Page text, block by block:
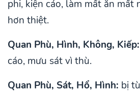
phi, kiện cáo, làm mất ăn mất
hơn thiệt.
Quan Phù, Hình, Không, Kiếp:
cáo, mưu sát vì thù.
Quan Phù, Sát, Hổ, Hình: bị